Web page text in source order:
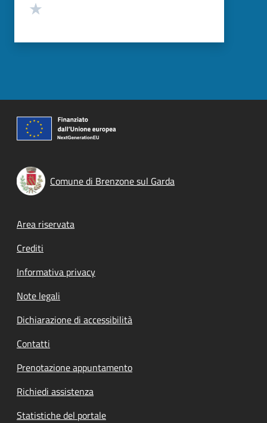
Comune di Brenzone sul Garda
Footer menu
Area riservata
Crediti
Informativa privacy
Note legali
Dichiarazione di accessibilità
Contatti
Prenotazione appuntamento
Richiedi assistenza
Statistiche del portale